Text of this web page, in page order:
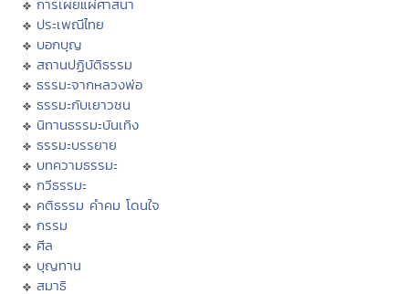
การเผยแผ่ศาสนา
ประเพณีไทย
บอกบุญ
สถานปฏิบัติธรรม
ธรรมะจากหลวงพ่อ
ธรรมะกับเยาวชน
นิทานธรรมะบันเทิง
ธรรมะบรรยาย
บทความธรรมะ
กวีธรรมะ
คติธรรม คำคม โดนใจ
กรรม
ศีล
บุญทาน
สมาธิ